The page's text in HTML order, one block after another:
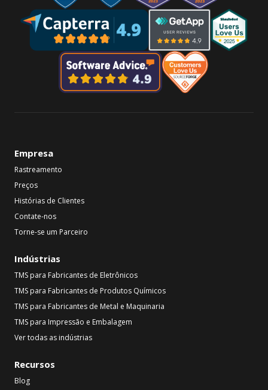
Empresa
Rastreamento
Preços
Histórias de Clientes
Contate-nos
Torne-se um Parceiro
Indústrias
TMS para Fabricantes de Eletrônicos
TMS para Fabricantes de Produtos Químicos
TMS para Fabricantes de Metal e Maquinaria
TMS para Impressão e Embalagem
Ver todas as indústrias
Recursos
Blog